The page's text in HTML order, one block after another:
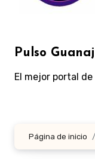
Pulso
El mejor portal
Página de inicio